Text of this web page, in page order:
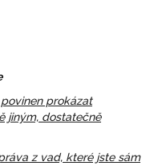
prokázat
jiným, dostatečně
z vad, které jste sám